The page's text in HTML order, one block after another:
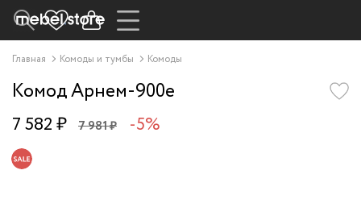
Главная Комоды и тумбы Комоды
Комод Арнем-900e
7 582 ₽ 7 981 ₽ -5%